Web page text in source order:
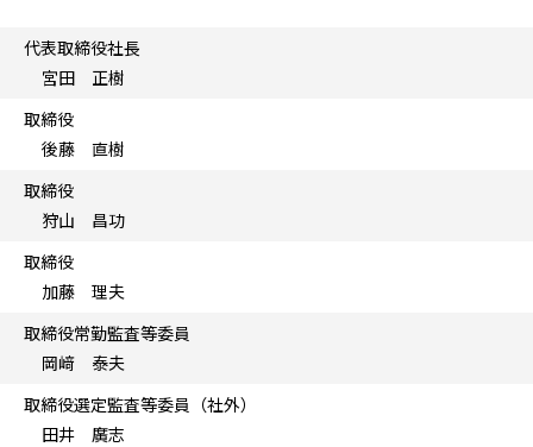
代表取締役社長
宮田 正樹
取締役
後藤 直樹
取締役
狩山 昌功
取締役
加藤 理夫
取締役常勤監査等委員
岡﨑 泰夫
取締役選定監査等委員（社外）
田井 廣志